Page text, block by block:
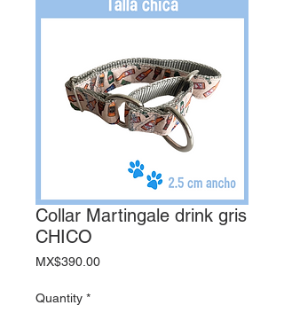
Collar Martingale drink gris
CHICO
MX$390.00Price
Quantity *